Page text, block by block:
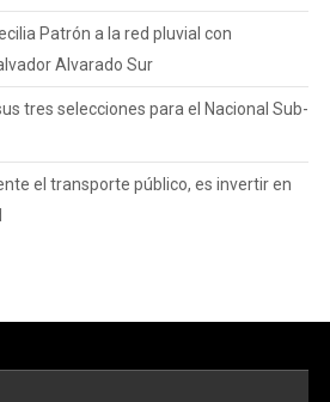
Patrón a la red pluvial con
Alvarado Sur
tres selecciones para el Nacional Sub-
el transporte público, es invertir en